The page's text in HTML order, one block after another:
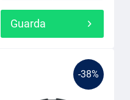
Guarda
-38%